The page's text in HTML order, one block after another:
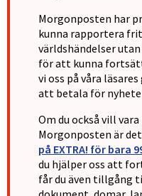
Morgonposten har
kunna rapportera
världshändelser
för att kunna
vi oss på våra
att betala för
Om du också vill
Morgonposten är
på EXTRA! för bara
du hjälper oss att
får du även tillgång